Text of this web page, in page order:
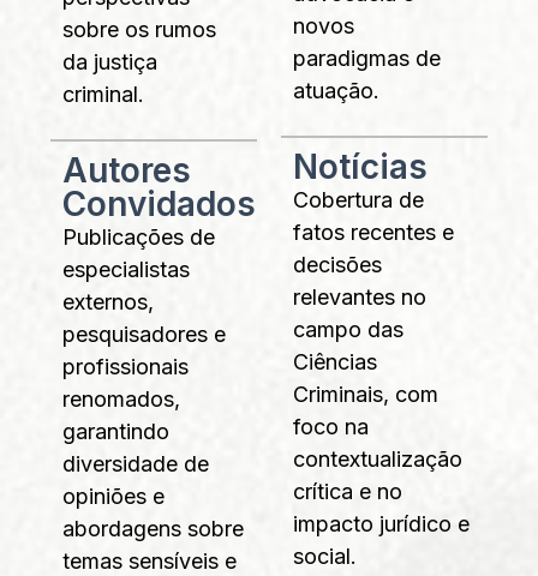
sobre os rumos
da justiça
criminal.
Autores
Convidados
Publicações de
especialistas
externos,
pesquisadores e
profissionais
renomados,
garantindo
diversidade de
opiniões e
abordagens sobre
temas sensíveis e
novos
paradigmas de
atuação.
Notícias
Cobertura de
fatos recentes e
decisões
relevantes no
campo das
Ciências
Criminais, com
foco na
contextualização
crítica e no
impacto jurídico e
social.